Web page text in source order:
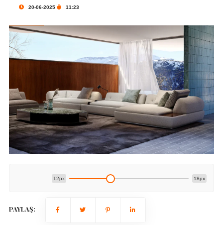
20-06-2025 11:23
12px 18px
PAYLAŞ: